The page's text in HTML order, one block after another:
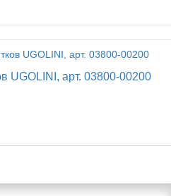
UGOLINI, арт. 03800-00200